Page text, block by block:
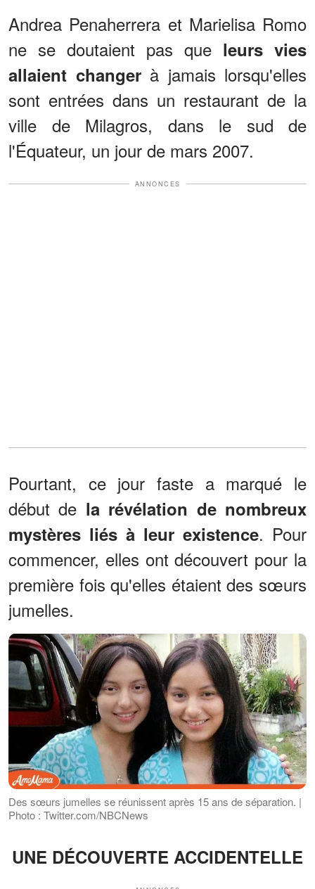
Andrea Penaherrera et Marielisa Romo
ne se doutaient pas que leurs vies
allaient changerà jamais lorsqu'elles
sont entrées dans un restaurant de la
ville de Milagros, dans le sud de
l'Équateur, un jour de mars 2007.
ANNONCES
Pourtant, ce jour faste a marqué le
début de la révélation de nombreux
mystères liés à leur existence. Pour
commencer, elles ont découvert pour la
première fois qu'elles étaient des sœurs
jumelles.
Des sœurs jumelles se réunissent après 15 ans de séparation. |
Photo : Twitter.com/NBCNews
UNE DÉCOUVERTE ACCIDENTELLE